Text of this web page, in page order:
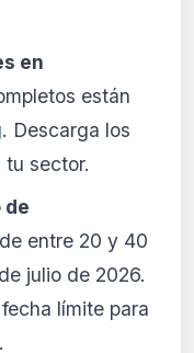
en
están
. Descarga los
sector.
de
entre 20 y 40
julio de 2026.
límite para